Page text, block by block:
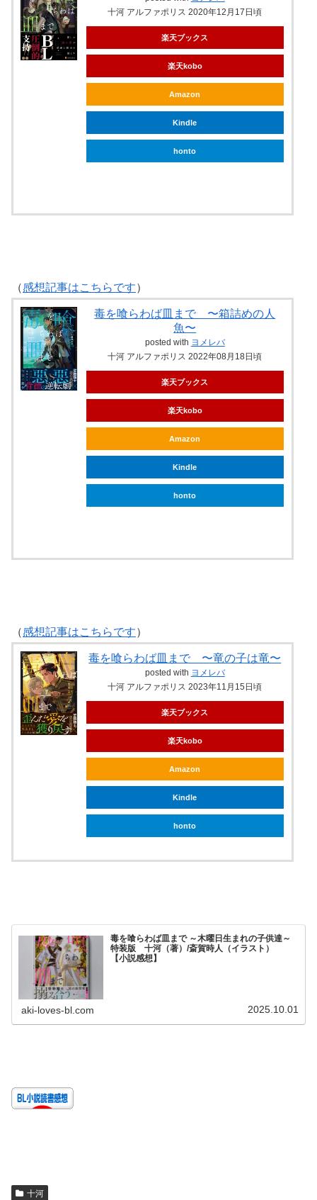
十河 アルファポリス 2020年12月17日頃
楽天ブックス
楽天kobo
Amazon
Kindle
honto
（感想記事はこちらです）
毒を喰らわば皿まで 〜箱詰めの人
魚〜
posted with ヨメレバ
十河 アルファポリス 2022年08月18日頃
楽天ブックス
楽天kobo
Amazon
Kindle
honto
（感想記事はこちらです）
毒を喰らわば皿まで 〜竜の子は竜〜
posted with ヨメレバ
十河 アルファポリス 2023年11月15日頃
楽天ブックス
楽天kobo
Amazon
Kindle
honto
毒を喰らわば皿まで ～木曜日生まれの子供達～
特装版 十河（著）/斎賀時人（イラスト）
【小説感想】
aki-loves-bl.com 2025.10.01
十河